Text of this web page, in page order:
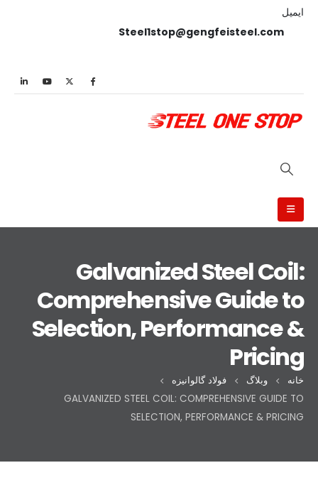
ایمیل
Steel1stop@gengfeisteel.com
Galvanized Steel Coil:
Comprehensive Guide to
Selection, Performance &
Pricing
خانه وبلاگ
فولاد گالوانیزه
GALVANIZED STEEL COIL: COMPREHENSIVE GUIDE TO
SELECTION, PERFORMANCE & PRICING